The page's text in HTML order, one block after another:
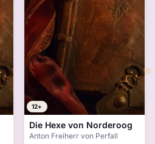
12+
Die Hexe von Norderoog
Anton Freiherr von Perfall